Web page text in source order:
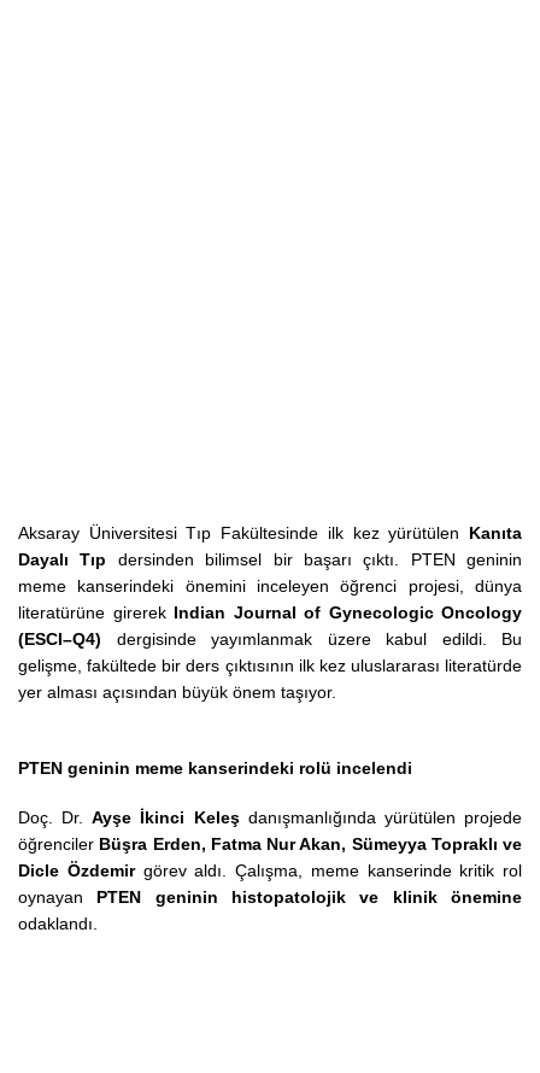
Aksaray Üniversitesi Tıp Fakültesinde ilk kez yürütülen Kanıta
Dayalı Tıp dersinden bilimsel bir başarı çıktı. PTEN geninin
meme kanserindeki önemini inceleyen öğrenci projesi, dünya
literatürüne girerek Indian Journal of Gynecologic Oncology
(ESCI–Q4) dergisinde yayımlanmak üzere kabul edildi. Bu
gelişme, fakültede bir ders çıktısının ilk kez uluslararası literatürde
yer alması açısından büyük önem taşıyor.
PTEN geninin meme kanserindeki rolü incelendi
Doç. Dr.Ayşe İkinci Keleşdanışmanlığında yürütülen projede
öğrenciler Büşra Erden, Fatma Nur Akan, Sümeyya Topraklı ve
Dicle Özdemirgörev aldı. Çalışma, meme kanserinde kritik rol
oynayan PTEN geninin histopatolojik ve klinik önemine
odaklandı.